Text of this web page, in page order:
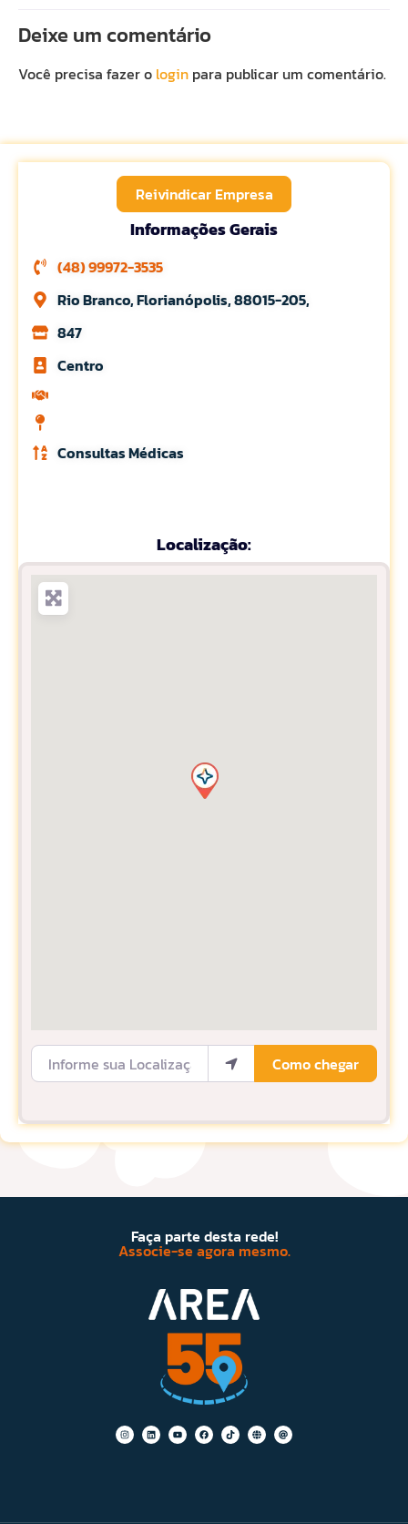
Deixe um comentário
Você precisa fazer o login para publicar um comentário.
Reivindicar Empresa
Informações Gerais
(48) 99972-3535
Rio Branco, Florianópolis, 88015-205,
847
Centro
Consultas Médicas
Localização:
Informe sua Localização
Como chegar
Faça parte desta rede!
Associe-se agora mesmo.